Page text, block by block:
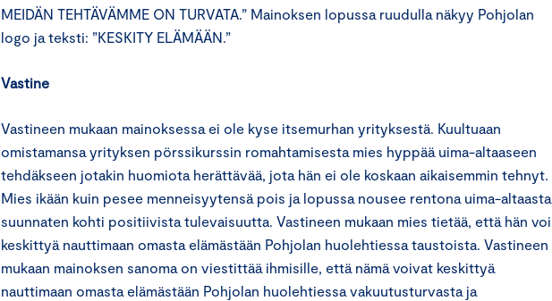
MEIDÄN TEHTÄVÄMME ON TURVATA.” Mainoksen lopussa ruudulla näkyy Pohjolan
logo ja teksti: ”KESKITY ELÄMÄÄN.”
Vastine
Vastineen mukaan mainoksessa ei ole kyse itsemurhan yrityksestä. Kuultuaan
omistamansa yrityksen pörssikurssin romahtamisesta mies hyppää uima-altaaseen
tehdäkseen jotakin huomiota herättävää, jota hän ei ole koskaan aikaisemmin tehnyt.
Mies ikään kuin pesee menneisyytensä pois ja lopussa nousee rentona uima-altaasta
suunnaten kohti positiivista tulevaisuutta. Vastineen mukaan mies tietää, että hän voi
keskittyä nauttimaan omasta elämästään Pohjolan huolehtiessa taustoista. Vastineen
mukaan mainoksen sanoma on viestittää ihmisille, että nämä voivat keskittyä
nauttimaan omasta elämästään Pohjolan huolehtiessa vakuutusturvasta ja